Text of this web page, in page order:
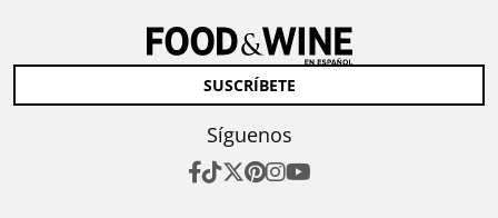
SUSCRÍBETE
Síguenos